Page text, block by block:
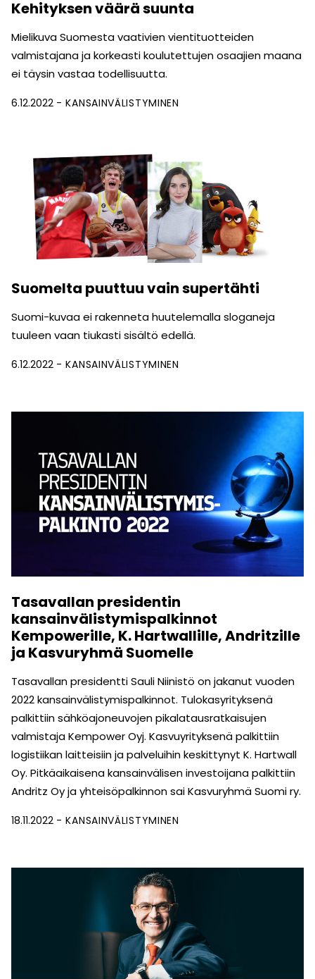
Kehityksen väärä suunta
Mielikuva Suomesta vaativien vientituotteiden
valmistajana ja korkeasti koulutettujen osaajien maana
ei täysin vastaa todellisuutta.
6.12.2022 KANSAINVÄLISTYMINEN
Suomelta puuttuu vain supertähti
Suomi-kuvaa ei rakenneta huutelemalla sloganeja
tuuleen vaan tiukasti sisältö edellä.
6.12.2022 KANSAINVÄLISTYMINEN
Tasavallan presidentin
kansainvälistymispalkinnot
Kempowerille, K. Hartwallille, Andritzille
ja Kasvuryhmä Suomelle
Tasavallan presidentti Sauli Niinistö on jakanut vuoden
2022 kansainvälistymispalkinnot. Tulokasyrityksenä
palkittiin sähköajoneuvojen pikalatausratkaisujen
valmistaja Kempower Oyj. Kasvuyrityksenä palkittiin
logistiikan laitteisiin ja palveluihin keskittynyt K. Hartwall
Oy. Pitkäaikaisena kansainvälisen investoijana palkittiin
Andritz Oy ja yhteisöpalkinnon sai Kasvuryhmä Suomi ry.
18.11.2022 KANSAINVÄLISTYMINEN